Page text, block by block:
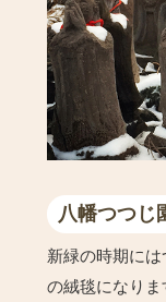
八幡つつじ
新緑の時期に
の絨毯になり